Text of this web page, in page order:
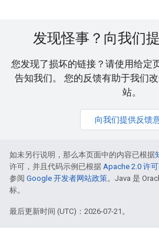
发现怪事？向我们
您发现了损坏的链接？请使用给定
告知我们。 您的反馈有助于我们
站。
向我们提供反馈
如未另行说明，那么本页面中的内容已根据
许可，并且代码示例已根据 Apache 2.0 许可
参阅 Google 开发者网站政策。Java 是
标。
最后更新时间 (UTC)：2026-07-21。